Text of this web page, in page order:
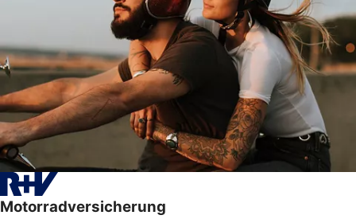
Motorradversicherung